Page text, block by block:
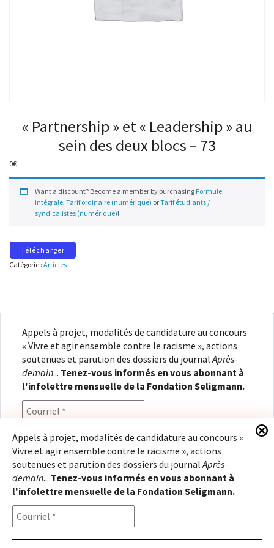
« Partnership » et « Leadership » au
sein des deux blocs – 73
0€
Want a discount? Become a member by purchasing Formule
intégrale, Tarif ordinaire (numérique) orTarif étudiants /
syndicalistes (numérique)!
Télécharger
Catégorie : Articles
Appels à projet, modalités de candidature au concours
« Vivre et agir ensemble contre le racisme », actions
soutenues et parution des dossiers du journal Après-
demain... Tenez-vous informés en vous abonnant à
l'infolettre mensuelle de la Fondation Seligmann.
En renseignant votre adresse électronique, vous
consentez à recevoir l'infolettre de la Fondation
Seligmann, conformément à notrepolitique de
confidentialité. Il vous sera possible de vous
désabonner à tout moment.
Appels à projet, modalités de candidature au concours «
Vivre et agir ensemble contre le racisme », actions
soutenues et parution des dossiers du journalAprès-
demain... Tenez-vous informés en vous abonnant à
l'infolettre mensuelle de la Fondation Seligmann.